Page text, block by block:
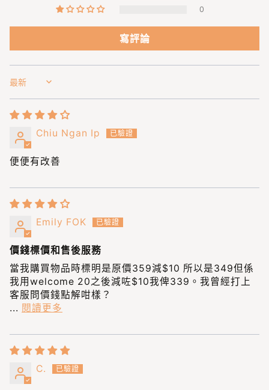
0
寫評論
Sort by
Chiu Ngan Ip
便便有改善
Emily FOK
價錢標價和售後服務
當我購買物品時標明是原價359減$10 所以是349但係
我用welcome 20之後減咗$10我俾339。我曾經打上
客服問價錢點解咁樣？
... 閱讀更多
C.